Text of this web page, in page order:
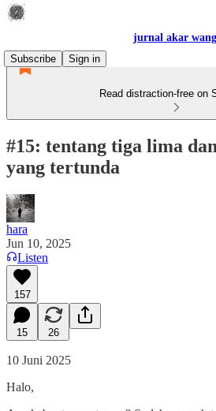
jurnal akar
Subscribe
Sign in
Read distraction-free on
#15: tentang tiga lima
yang tertunda
hara
Jun 10, 2025
Listen
157
15 26
10 Juni 2025
Halo,